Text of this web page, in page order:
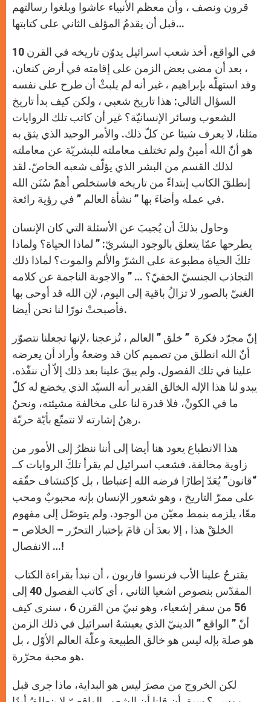
قرون ونصف ، وأن معظم الأنبياء عاشوا وبلغوا رسالتهم
قبل أن يقدمُ المؤلف الثاني على كتابتها…
في الواقع، أخذ شعب اسرائيل يدوّن تاريخه في القرن 10
، بعد أن مضى بعض الزمن على إقامته في أرض كنعان.
وقد استهلّه بإبراهيم ، غير أنه لم يلبثْ أن طرح على نفسه
السؤال التالي: هذا تاريخ شعبي ، ولكن كيف بدأ تاريخ
الشعوب وسائر الإنسانيّة؟ غير أن كاتب تلك الروايات
مثلنا، لا يعرف شيئا عن كلّ ذلك. والأمر الوحيد الذي يثق به
هو أنّ الله أمينٌ ولم تختلف معاملته للبشريّة عن معاملته
لذلك القسم من البشر الذي يؤلّف شعبه الخاصّ. لقد
إنطلقَ الكاتب إبتداءً من تاريخه فاستخلص أهمّ سُنَن الله
في عمله وأضاءَ بها ” نشأة العالم ” في رؤية رائعة.
وحاول بذلكَ أن يُجيبَ عن الأسئلة التي كان الإنسان
يطرحها عمّا يتعلق بالوجود البشريّ: ” لماذا الحياة؟ ولماذا
تلكَ الحياة مطبوعة على الشرّ والألم والموت؟ لماذا ذلك
التجاذب الجنسيّ الخفيّ؟ … ” والاجوبة الناجمة عن كلامه
الغنيّ بالصور لا تزالُ باقية إلى اليوم، لإن الله قد أوحى بها
فأصبحتْ نورًا لنا نحن أيضا.
إنّ مجرّد فكرة ” خلق ” العالم ، تُزعجنا ،لإنها تجعلنا نتصوّر
أنّ الله انطلق من تصميم كان قد وضعهُ وأراد أن يعرضه
علينا في تلك الفصول. ولم يبقَ علينا بعد ذلك إلاّ أن ننفّذه.
يبدو لنا هذا الإله الخالق القدير أنه السيّد الذي يخضع له كلّ
ما في الكونْ، فلا قدرة لنا على مخالفة مشيئته، ونحنُ
رهنُ إشارته لا نتمتّع بأيّة حريّة.
هذا الانطباع يعود هنا أيضا إلى أننا ننظرُ إلى الأمور من
زاوية مخالفة. فشعب اسرائيل لم يقرأ تلكَ الروايات كــ
“قانون” يُعَدّ إطارًا فرضه الله إعتباطا ، بل كإكتشاف حقّقه
على ممرّ التاريخ ، وهو شعور الإنسان بإنه محبوبٌ ومحب
معًا، يلزمه بنمط معيّن من الوجود. ولم يتوصّل إلى مفهوم
الخلقْ هذا ، إلا بعدَ أن قامَ بإختبار التحرّر – الخلاص –
الانفصال …!
المقدّس بنصوص اشعيا الثاني ، أي كاتب الفصول 40 إلى
56 من سفر إشعياء، وهو نبيّ من القرن 6 ، سنرى كيف
أنّ ” الواقع ” الدينيّ الذي يعيشهُ اسرائيل في ذلك الزمن
هو صلة بإله ليس هو خالق الطبيعة وعلّة العالم الأوّل ، بل
هو محبة محرّرة.
لكن الخروج من مصرَ ليس هو البداية، ماذا جرى قبل